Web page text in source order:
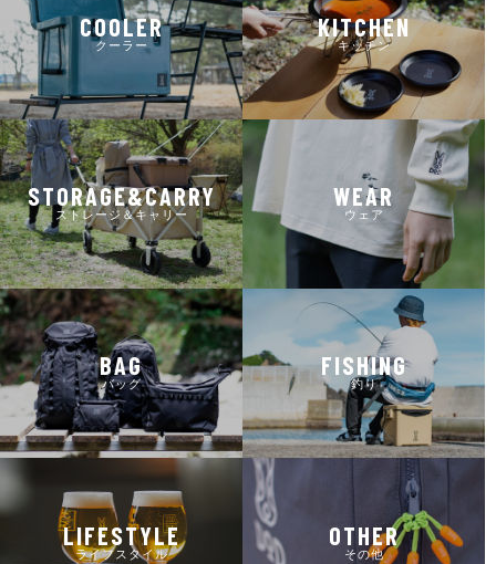
COOLER
クーラー
KITCHEN
キッチン
STORAGE&CARRY
ストレージ＆キャリー
WEAR
ウェア
BAG
バッグ
FISHING
釣り
LIFESTYLE
ライフスタイル
OTHER
その他